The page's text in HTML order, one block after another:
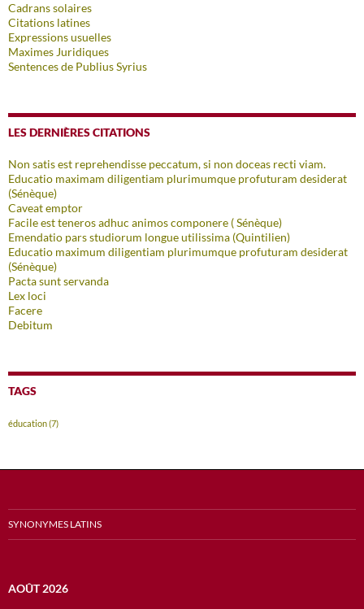
Cadrans solaires
Citations latines
Expressions usuelles
Maximes Juridiques
Sentences de Publius Syrius
LES DERNIÈRES CITATIONS
Non satis est reprehendisse peccatum, si non doceas recti viam.
Educatio maximam diligentiam plurimumque profuturam desiderat
(Sénèque)
Caveat emptor
Facile est teneros adhuc animos componere ( Sénèque)
Emendatio pars studiorum longue utilissima (Quintilien)
Educatio maximum diligentiam plurimumque profuturam desiderat
(Sénèque)
Pacta sunt servanda
Lex loci
Facere
Debitum
TAGS
éducation(7)
SYNONYMES LATINS
AOÛT 2026